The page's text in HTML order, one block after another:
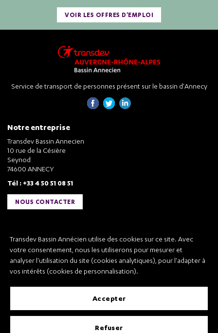
Transdev Bassin Annécien utilise des cookies sur ce site. Avec
votre consentement, nous les utiliserons pour mesurer et
analyser l'utilisation du site (cookies analytiques), pour l'adapter à
vos intérêts (cookies de personnalisation).
accepter
refuser
VOIR LES OFFRES D'EMPLOI
Service de transport de personnes présent sur le bassin d'Annecy
Notre entreprise
Transdev Bassin Annecien
10 rue de la Césière
Seynod
74600 ANNECY
Tél : +33 4 50 51 08 51
NOUS CONTACTER
Transdev Bassin Annécien
Recrutement
Conditions Générales de Vente et Transport